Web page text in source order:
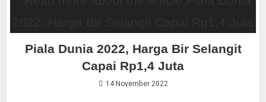
Piala Dunia 2022, Harga Bir Selangit
Capai Rp1,4 Juta
14 November 2022